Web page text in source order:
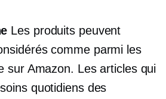
Les produits peuvent
comme parmi les
sur Amazon. Les articles qui
quotidiens des